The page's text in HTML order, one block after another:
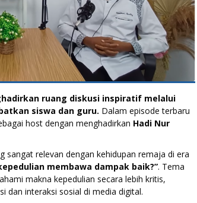
ruang diskusi inspiratif melalui
siswa dan guru. Dalam episode terbaru
host dengan menghadirkan Hadi Nur
relevan dengan kehidupan remaja di era
membawa dampak baik?”. Tema
makna kepedulian secara lebih kritis,
dan interaksi sosial di media digital.